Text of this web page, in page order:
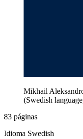
Mikhail
(Swedish
83 páginas
Idioma Swedish